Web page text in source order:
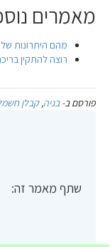
מאמרים
מהם היתרונות
רוצה להתקין
פורסם ב-בניה,קבלן
שתף מאמר זה: